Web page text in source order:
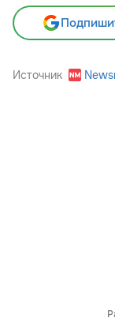
Источник